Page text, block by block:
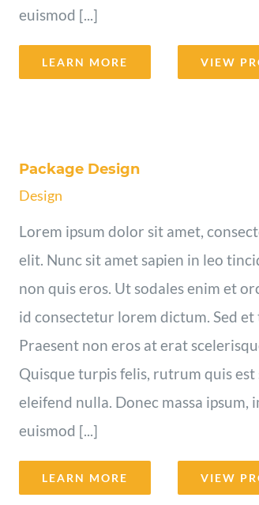
euismod [...]
LEARN MORE VIEW
Package Design
Design
Lorem ipsum dolor sit amet,
elit. Nunc sit amet sapien in leo
non quis eros. Ut sodales enim et
id consectetur lorem dictum. Sed et
Praesent non eros at erat
Quisque turpis felis, rutrum quis est
eleifend nulla. Donec massa ipsum,
euismod [...]
LEARN MORE VIEW